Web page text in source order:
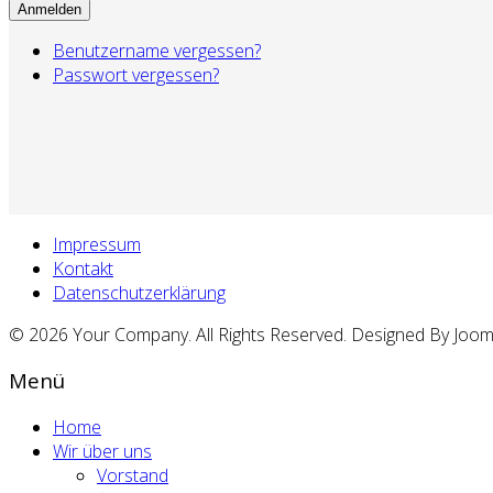
Anmelden
Benutzername vergessen?
Passwort vergessen?
Impressum
Kontakt
Datenschutzerklärung
© 2026 Your Company. All Rights Reserved. Designed By
Menü
Home
Wir über uns
Vorstand